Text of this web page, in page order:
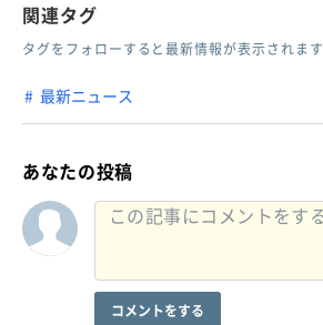
関連タグ
タグをフォローすると最新情報が表示されます
最新ニュース
あなたの投稿
コメントをする